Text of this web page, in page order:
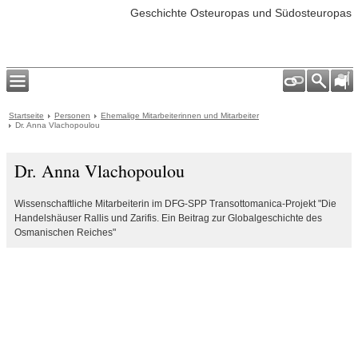
Geschichte Osteuropas und Südosteuropas
Startseite Personen
Ehemalige Mitarbeiterinnen und Mitarbeiter
Dr. Anna Vlachopoulou
Dr. Anna Vlachopoulou
Wissenschaftliche Mitarbeiterin im DFG-SPP Transottomanica-Projekt "Die
Handelshäuser Rallis und Zarifis. Ein Beitrag zur Globalgeschichte des
Osmanischen Reiches"